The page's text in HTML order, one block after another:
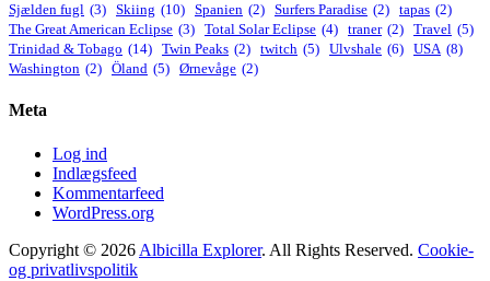
Sjælden fugl (3) Skiing (10) Spanien (2) Surfers Paradise (2) tapas (2)
The Great American Eclipse (3) Total Solar Eclipse (4) traner (2) Travel (5)
Trinidad & Tobago (14) Twin Peaks (2) twitch (5) Ulvshale (6) USA (8)
Washington (2) Öland (5) Ørnevåge (2)
Meta
Log ind
Indlægsfeed
Kommentarfeed
WordPress.org
Copyright © 2026 Albicilla Explorer. All Rights Reserved. Cookie-
og privatlivspolitik